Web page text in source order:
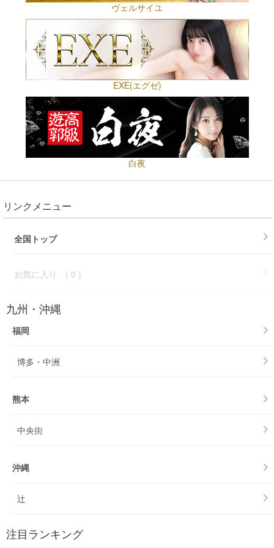
ヴェルサイユ
EXE(エグゼ)
白夜
リンクメニュー
全国トップ
お気に入り ( 0 )
九州・沖縄
福岡
博多・中洲
熊本
中央街
沖縄
辻
注目ランキング